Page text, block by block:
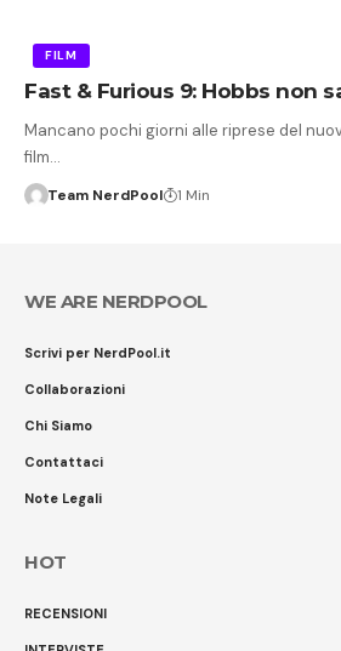
FILM
Fast & Furious 9: Hobbs non
Mancano pochi giorni alle riprese del
film…
Team NerdPool 1 Min
WE ARE NERDPOOL
Scrivi per NerdPool.it
Collaborazioni
Chi Siamo
Contattaci
Note Legali
HOT
RECENSIONI